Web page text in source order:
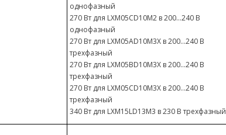
однофазный
270 Вт для LXM05CD10M2 в 200...240 В
однофазный
270 Вт для LXM05AD10M3X в 200...240 В
трехфазный
270 Вт для LXM05BD10M3X в 200...240 В
трехфазный
270 Вт для LXM05CD10M3X в 200...240 В
трехфазный
340 Вт для LXM15LD13M3 в 230 В трехфазный